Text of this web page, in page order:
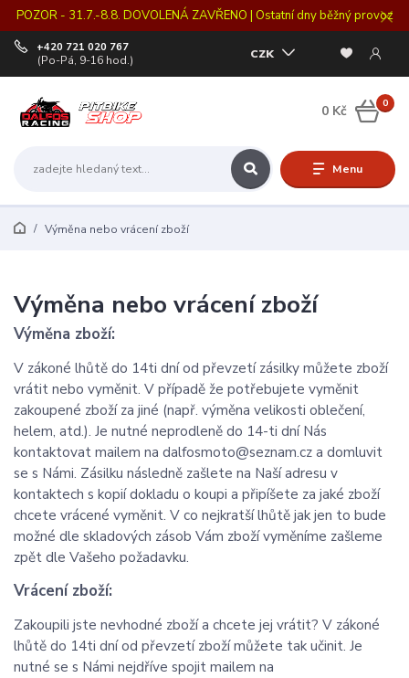
POZOR - 31.7.-8.8. DOVOLENÁ ZAVŘENO | Ostatní dny běžný provoz
Menu
CZK
+420 721 020 767
(Po-Pá, 9-16 hod.)
0
0 Kč
Výměna nebo vrácení zboží
Výměna nebo vrácení zboží
Výměna zboží:
V zákoné lhůtě do 14ti dní od převzetí zásilky můžete zboží
vrátit nebo vyměnit. V případě že potřebujete vyměnit
zakoupené zboží za jiné (např. výměna velikosti oblečení,
helem, atd.). Je nutné neprodleně do 14-ti dní Nás
kontaktovat mailem na dalfosmoto@seznam.cz a domluvit
se s Námi. Zásilku následně zašlete na Naší adresu v
kontaktech s kopií dokladu o koupi a připíšete za jaké zboží
chcete vrácené vyměnit. V co nejkratší lhůtě jak jen to bude
možné dle skladových zásob Vám zboží vyměníme zašleme
zpět dle Vašeho požadavku.
Vrácení zboží:
Zakoupili jste nevhodné zboží a chcete jej vrátit? V zákoné
lhůtě do 14ti dní od převzetí zboží můžete tak učinit. Je
nutné se s Námi nejdříve spojit mailem na